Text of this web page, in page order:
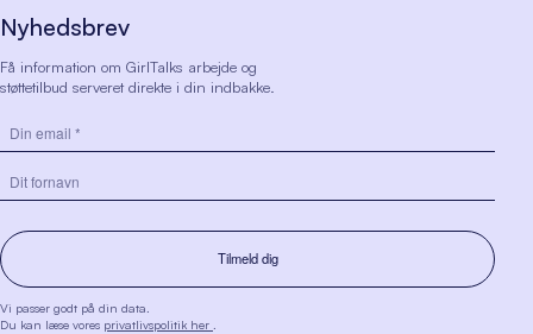
Nyhedsbrev
Få information om GirlTalks arbejde og
støttetilbud serveret direkte i din indbakke.
Vi passer godt på din data.
Du kan læse vores privatlivspolitik her